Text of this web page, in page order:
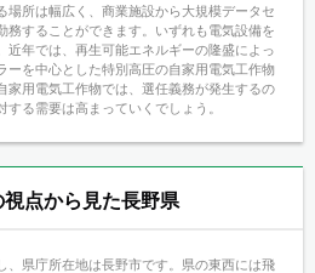
場所は幅広く、商業施設から大規模データセ
務することができます。いずれも電気設備を
近年では、再生可能エネルギーの隆盛によっ
ーを中心とした特別高圧の自家用電気工作物
家用電気工作物では、選任義務が発生するの
る需要は高まっていくでしょう。
点から見た長野県
、県庁所在地は長野市です。県の東西には飛